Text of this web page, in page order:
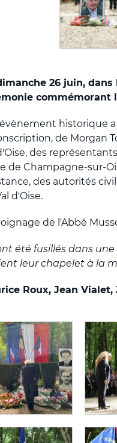
26 juin,
commémorant
historique a
de Morgan
des
de Champagne-sur-
des autorités
d'Oise.
de l'Abbé
été fusillés dans
leur chapelet à la
Roux, Jean